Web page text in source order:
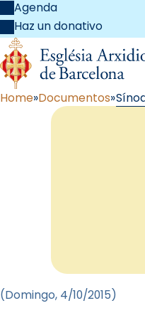
Agenda
Haz un donativo
Home Documentos
(Domingo, 4/10/2015)